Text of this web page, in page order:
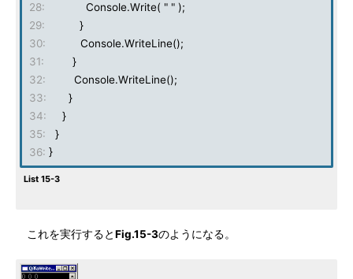
28:
Console.Write( " " );
29:
}
30:
Console.WriteLine();
31:
}
32:
Console.WriteLine();
33:
}
34:
}
35:
}
36: }
List 15-3
これを実行するとFig.15-3のようになる。